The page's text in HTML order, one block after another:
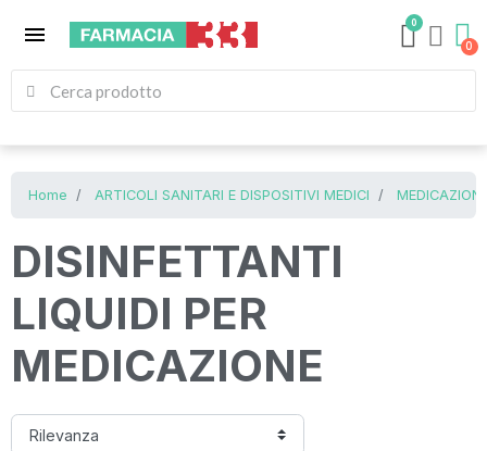
menu 0
Home ARTICOLI SANITARI E DISPOSITIVI MEDICI
DISINFETTANTI
LIQUIDI PER
MEDICAZIONE